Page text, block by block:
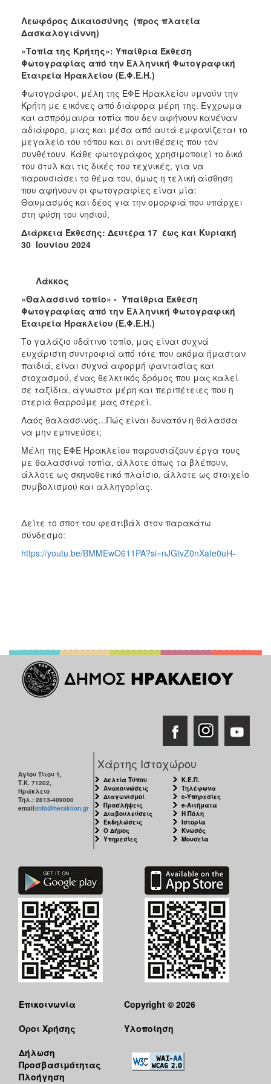
Λεωφόρος Δικαιοσύνης (προς πλατεία
Δασκαλογιάννη)
«Τοπία της Κρήτης»: Υπαίθρια Έκθεση
Φωτογραφίας από την Ελληνική Φωτογραφική
Εταιρεία Ηρακλείου (Ε.Φ.Ε.Η.)
Φωτογράφοι, μέλη της ΕΦΕ Ηρακλείου υμνούν την
Κρήτη με εικόνες από διάφορα μέρη της. Έγχρωμα
και ασπρόμαυρα τοπία που δεν αφήνουν κανέναν
αδιάφορο, μιας και μέσα από αυτά εμφανίζεται το
μεγαλείο του τόπου και οι αντιθέσεις που τον
συνθέτουν. Κάθε φωτογράφος χρησιμοποιεί το δικό
του στυλ και τις δικές του τεχνικές, για να
παρουσιάσει το θέμα του, όμως η τελική αίσθηση
που αφήνουν οι φωτογραφίες είναι μία:
Θαυμασμός και δέος για την ομορφιά που υπάρχει
στη φύση του νησιού.
Διάρκεια Έκθεσης: Δευτέρα 17 έως και Κυριακή
30 Ιουνίου 2024
Λάκκος
«Θαλασσινό τοπίο» - Υπαίθρια Έκθεση
Φωτογραφίας από την Ελληνική Φωτογραφική
Εταιρεία Ηρακλείου (Ε.Φ.Ε.Η.)
Το γαλάζιο υδάτινο τοπίο, μας είναι συχνά
ευχάριστη συντροφιά από τότε που ακόμα ήμασταν
παιδιά, είναι συχνά αφορμή φαντασίας και
στοχασμού, ένας θελκτικός δρόμος που μας καλεί
σε ταξίδια, άγνωστα μέρη και περιπέτειες που η
στεριά θαρρούμε μας στερεί.
Λαός θαλασσινός…Πώς είναι δυνατόν η θάλασσα
να μην εμπνεύσει;
Μέλη της ΕΦΕ Ηρακλείου παρουσιάζουν έργα τους
με θαλασσινά τοπία, άλλοτε όπως τα βλέπουν,
άλλοτε ως σκηνοθετικό πλαίσιο, άλλοτε ως στοιχείο
συμβολισμού και αλληγορίας.
Δείτε το σποτ του φεστιβάλ στον παρακάτω
σύνδεσμο:
https://youtu.be/BMMEwO611PA?si=nJGtvZ0nXaIe0uH-
Αγίου Τίτου 1,
Τ.Κ. 71202,
Ηράκλειο
Τηλ.: 2813-409000
email:info@heraklion.gr
Χάρτης Ιστοχώρου
Δελτία Τύπου
Ανακοινώσεις
Διαγωνισμοί
Προσλήψεις
Διαβουλεύσεις
Εκδηλώσεις
Ο Δήμος
Υπηρεσίες
Κ.Ε.Π.
Τηλέφωνα
e-Υπηρεσίες
e-Αιτήματα
Η Πόλη
Ιστορία
Κνωσός
Μουσεία
Επικοινωνία
Όροι Χρήσης
Δήλωση
Προσβασιμότητας
Πλοήγηση
Copyright © 2026
Υλοποίηση